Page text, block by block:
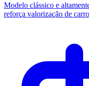
Modelo clássico e
reforça valorização de